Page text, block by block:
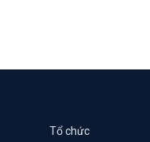
Tổ chức